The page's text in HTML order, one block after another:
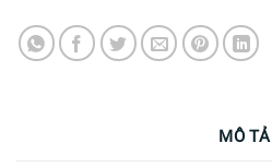
MÔ TẢ